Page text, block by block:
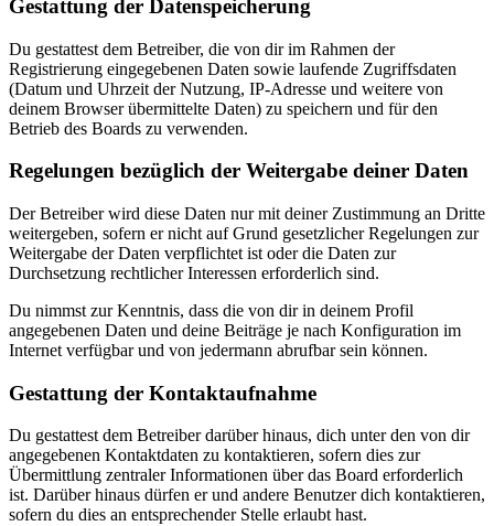
Gestattung der Datenspeicherung
Du gestattest dem Betreiber, die von dir im Rahmen der
Registrierung eingegebenen Daten sowie laufende Zugriffsdaten
(Datum und Uhrzeit der Nutzung, IP-Adresse und weitere von
deinem Browser übermittelte Daten) zu speichern und für den
Betrieb des Boards zu verwenden.
Regelungen bezüglich der Weitergabe deiner Daten
Der Betreiber wird diese Daten nur mit deiner Zustimmung an Dritte
weitergeben, sofern er nicht auf Grund gesetzlicher Regelungen zur
Weitergabe der Daten verpflichtet ist oder die Daten zur
Durchsetzung rechtlicher Interessen erforderlich sind.
Du nimmst zur Kenntnis, dass die von dir in deinem Profil
angegebenen Daten und deine Beiträge je nach Konfiguration im
Internet verfügbar und von jedermann abrufbar sein können.
Gestattung der Kontaktaufnahme
Du gestattest dem Betreiber darüber hinaus, dich unter den von dir
angegebenen Kontaktdaten zu kontaktieren, sofern dies zur
Übermittlung zentraler Informationen über das Board erforderlich
ist. Darüber hinaus dürfen er und andere Benutzer dich kontaktieren,
sofern du dies an entsprechender Stelle erlaubt hast.